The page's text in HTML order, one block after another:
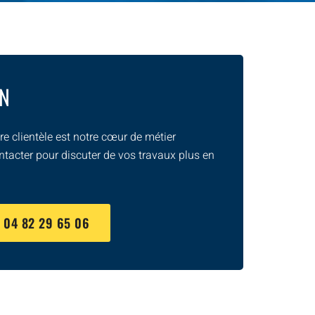
clientèle est notre cœur de métier
pour discuter de vos travaux plus en
04 82 29 65 06